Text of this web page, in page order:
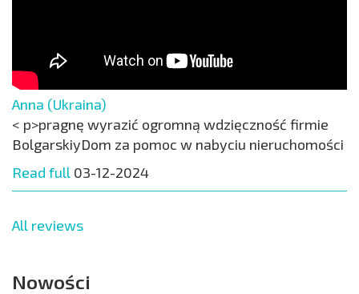
Anna (Ukraina)
< p>pragnę wyrazić ogromną wdzięczność firmie
BolgarskiyDom za pomoc w nabyciu nieruchomości
Read full 03-12-2024
All reviews
Nowości